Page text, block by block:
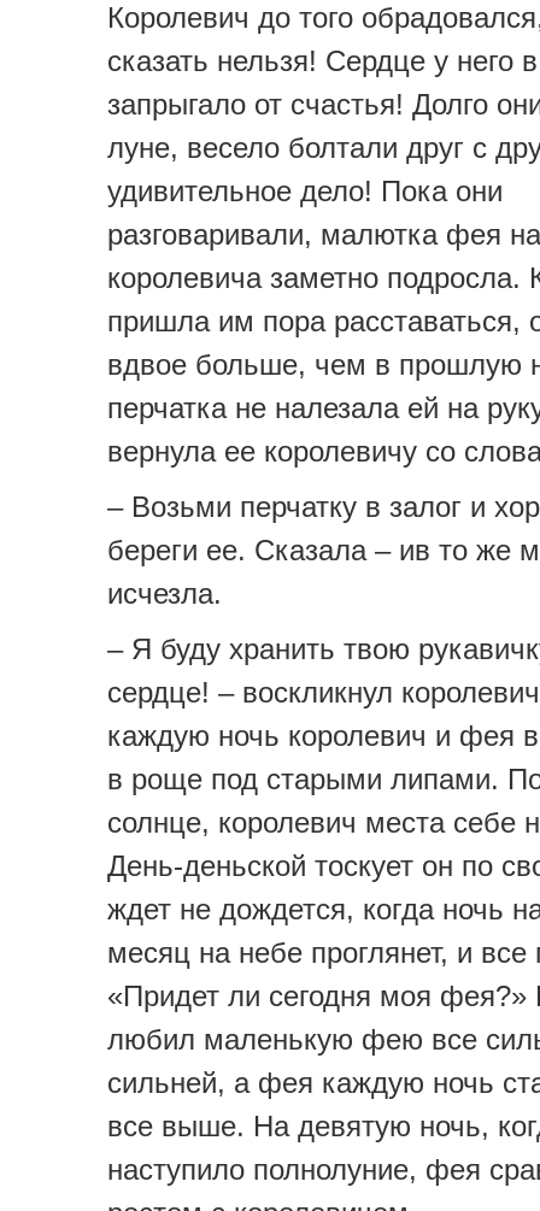
Королевич до того
сказать нельзя! Сердце у него
запрыгало от счастья! Долго
луне, весело болтали друг с
удивительное дело! Пока они
разговаривали, малютка фея
королевича заметно подросла.
пришла им пора расставаться,
вдвое больше, чем в прошлую
перчатка не налезала ей на
вернула ее королевичу со
– Возьми перчатку в залог и
береги ее. Сказала – ив то же
исчезла.
– Я буду хранить твою
сердце! – воскликнул
каждую ночь королевич и фея
в роще под старыми липами.
солнце, королевич места себе
День-деньской тоскует он по
ждет не дождется, когда ночь
месяц на небе проглянет, и все
«Придет ли сегодня моя фея?»
любил маленькую фею все
сильней, а фея каждую ночь
все выше. На девятую ночь,
наступило полнолуние, фея